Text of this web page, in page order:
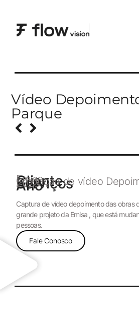
Vídeo
Parque
Cliente
Emisa
Serviços
Produção de vídeo
Ano
2023
Captura de vídeo depoimento das obras
grande projeto da Emisa , que está
pessoas.
Fale Conosco